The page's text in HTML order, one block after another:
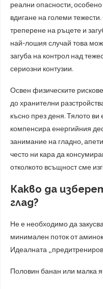
реални опасности,
вдигане на големи
треперене на ръцете и
най-лошия случай това
загуба на контрол над
сериозни контузии.
Освен физическите
до хранителни
късно през деня. Тялото
компенсира енергийния
занимание на гладно,
често ни кара да
отколкото всъщност сме
Какво да
глад?
Не е необходимо да
минимален поток от
Идеалната
Половин банан или малка